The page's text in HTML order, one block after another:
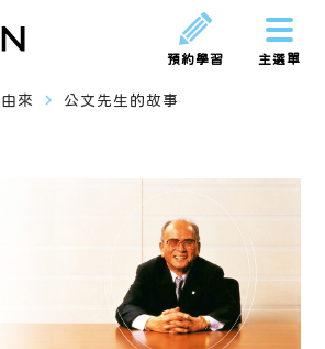
主選單
預約學習
來 navigate_next 公文先生的故事